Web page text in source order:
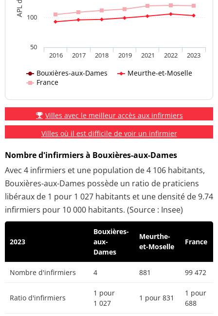
Bouxières-aux-Dames
Meurthe-et-Moselle
France
2016 2017 2018 2019 2021 2022 2023
50
100
Villes avec le meilleur accès aux infirmiers
Villes où il est difficile de voir un infirmier
Nombre d'infirmiers à Bouxières-aux-Dames
Avec 4 infirmiers et une population de 4 106 habitants,
Bouxières-aux-Dames possède un ratio de praticiens
libéraux de 1 pour 1 027 habitants et une densité de 9.74
infirmiers pour 10 000 habitants. (Source : Insee)
2023
Bouxières-
aux-
Dames
Meurthe-
et-Moselle
France
Nombre d'infirmiers 4 881 99 472
Ratio d'infirmiers
1 pour
1 027
1 pour 831
1 pour
688